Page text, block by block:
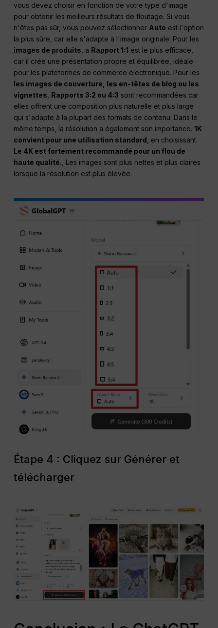
vous devez choisir en fonction de votre type d'image
pour obtenir les meilleurs résultats de floutage. Si vous
n'êtes pas sûr, vous pouvez sélectionner Auto est l'option
la plus sûre, car elle s'adapte à l'image originale. Pour les
images de produits , a Rapport 1:1 est le plus efficace,
car il crée une présentation propre et équilibrée, idéale
pour les plateformes de commerce électronique. Pour les
les images de couverture, les en-têtes de blog ou les
vignettes Rapports 3:2 ou 4:3 sont recommandées car
elles offrent une composition plus naturelle et plus large
qui s'adapte à la plupart des formats de contenu. Dans le
même temps, la résolution a également son importance.1K
convient pour une utilisation standard , en choisissant
Le 4K est fortement recommandé pour un flou de
haute qualité. , Les images sont plus nettes et plus claires
lorsque la résolution est plus élevée.
Étape 4 : Cliquez sur Générer et
télécharger